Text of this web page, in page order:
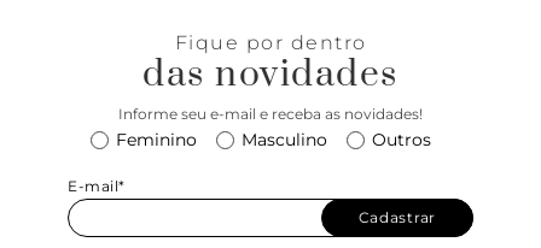
Fique por dentro
das novidades
Informe seu e-mail e receba as novidades!
Feminino Masculino Outros
E-mail*
Cadastrar